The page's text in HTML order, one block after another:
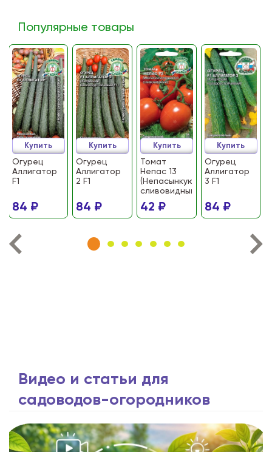
Популярные товары
Огурец
Аллигатор
F1
84 ₽
Купить
Огурец
Аллигатор
2 F1
84 ₽
Купить
Томат
Непас 13
(Непасынкующийся
сливовидный)
42 ₽
Купить
Огурец
Аллигатор
3 F1
84 ₽
Купить
Видео и статьи для
садоводов-огородников